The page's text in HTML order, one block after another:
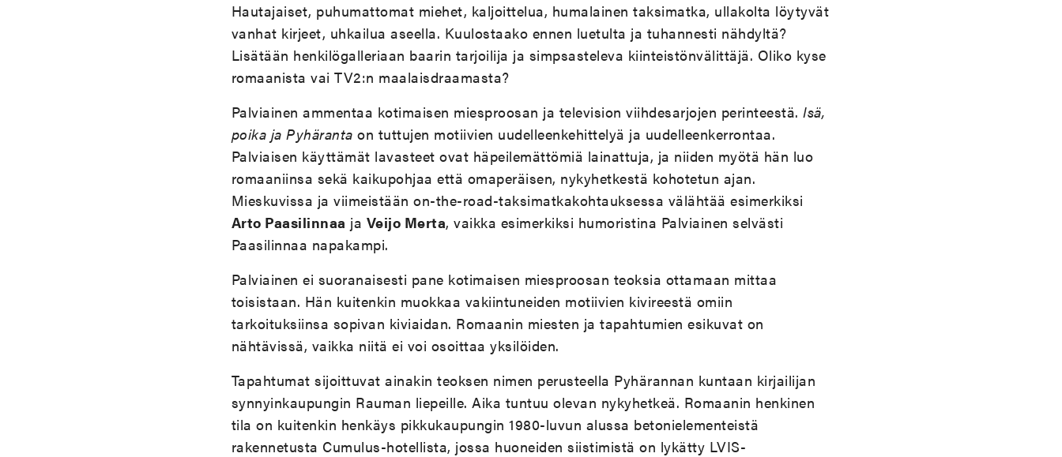
Hautajaiset, puhumattomat miehet, kaljoittelua, humalainen taksimatka, ullakolta löytyvät
vanhat kirjeet, uhkailua aseella. Kuulostaako ennen luetulta ja tuhannesti nähdyltä?
Lisätään henkilögalleriaan baarin tarjoilija ja simpsasteleva kiinteistönvälittäjä. Oliko kyse
romaanista vai TV2:n maalaisdraamasta?
Palviainen ammentaa kotimaisen miesproosan ja television viihdesarjojen perinteestä. Isä,
poika ja Pyhäranta on tuttujen motiivien uudelleenkehittelyä ja uudelleenkerrontaa.
Palviaisen käyttämät lavasteet ovat häpeilemättömiä lainattuja, ja niiden myötä hän luo
romaaniinsa sekä kaikupohjaa että omaperäisen, nykyhetkestä kohotetun ajan.
Mieskuvissa ja viimeistään on-the-road-taksimatkakohtauksessa välähtää esimerkiksi
Arto Paasilinnaa ja Veijo Merta, vaikka esimerkiksi humoristina Palviainen selvästi
Paasilinnaa napakampi.
Palviainen ei suoranaisesti pane kotimaisen miesproosan teoksia ottamaan mittaa
toisistaan. Hän kuitenkin muokkaa vakiintuneiden motiivien kivireestä omiin
tarkoituksiinsa sopivan kiviaidan. Romaanin miesten ja tapahtumien esikuvat on
nähtävissä, vaikka niitä ei voi osoittaa yksilöiden.
Tapahtumat sijoittuvat ainakin teoksen nimen perusteella Pyhärannan kuntaan kirjailijan
synnyinkaupungin Rauman liepeille. Aika tuntuu olevan nykyhetkeä. Romaanin henkinen
tila on kuitenkin henkäys pikkukaupungin 1980-luvun alussa betonielementeistä
rakennetusta Cumulus-hotellista, jossa huoneiden siistimistä on lykätty LVIS-